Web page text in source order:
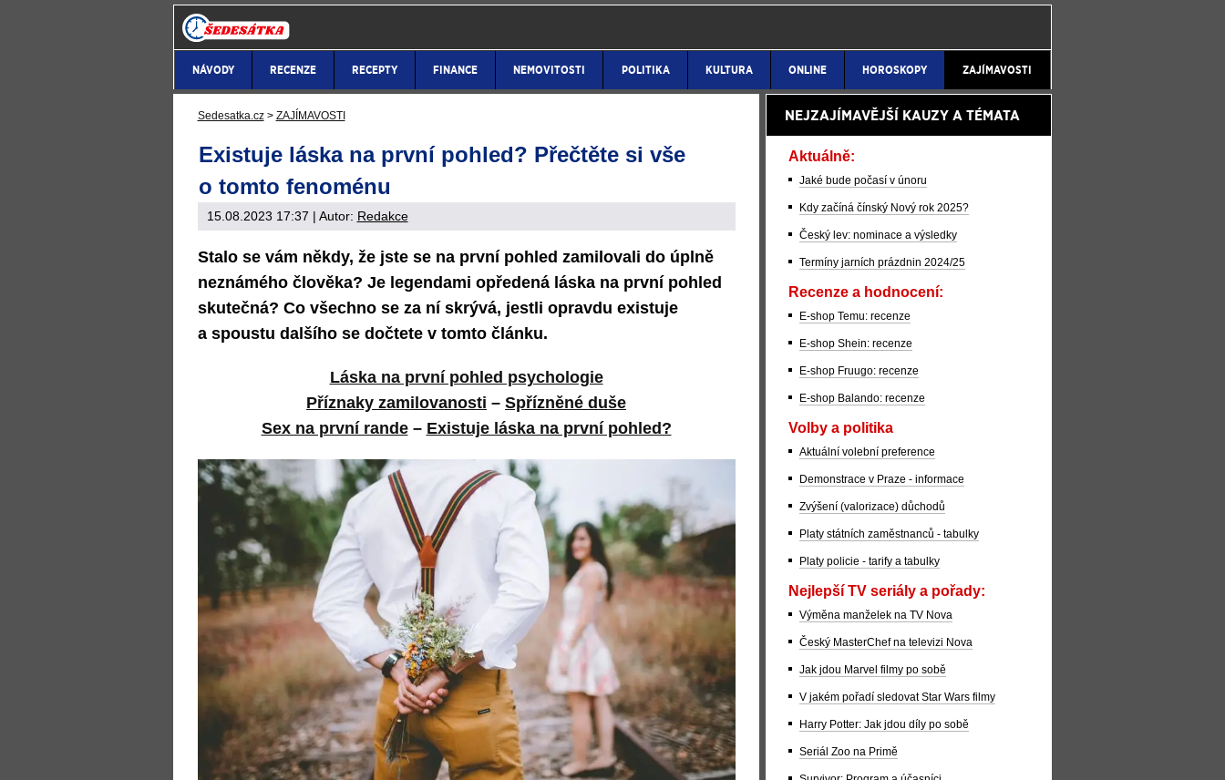
NÁVODY RECENZE RECEPTY FINANCE NEMOVITOSTI POLITIKA KULTURA ONLINE HOROSKOPY ZAJÍMAVOSTI
Sedesatka.cz > ZAJÍMAVOSTI
Existuje láska na první pohled? Přečtěte si vše
o tomto fenoménu
15.08.2023 17:37 | Autor: Redakce
Stalo se vám někdy, že jste se na první pohled zamilovali do úplně
neznámého člověka? Je legendami opředená láska na první pohled
skutečná? Co všechno se za ní skrývá, jestli opravdu existuje
a spoustu dalšího se dočtete v tomto článku.
Láska na první pohled psychologie
Příznaky zamilovanosti – Spřízněné duše
Sex na první rande– Existuje láska na první pohled?
NEJZAJÍMAVĚJŠÍ KAUZY A TÉMATA
Aktuálně:
Jaké bude počasí v únoru
Kdy začíná čínský Nový rok 2025?
Český lev: nominace a výsledky
Termíny jarních prázdnin 2024/25
Recenze a hodnocení:
E-shop Temu: recenze
E-shop Shein: recenze
E-shop Fruugo: recenze
E-shop Balando: recenze
Volby a politika
Aktuální volební preference
Demonstrace v Praze - informace
Zvýšení (valorizace) důchodů
Platy státních zaměstnanců - tabulky
Platy policie - tarify a tabulky
Nejlepší TV seriály a pořady:
Výměna manželek na TV Nova
Český MasterChef na televizi Nova
Jak jdou Marvel filmy po sobě
V jakém pořadí sledovat Star Wars filmy
Harry Potter: Jak jdou díly po sobě
Seriál Zoo na Primě